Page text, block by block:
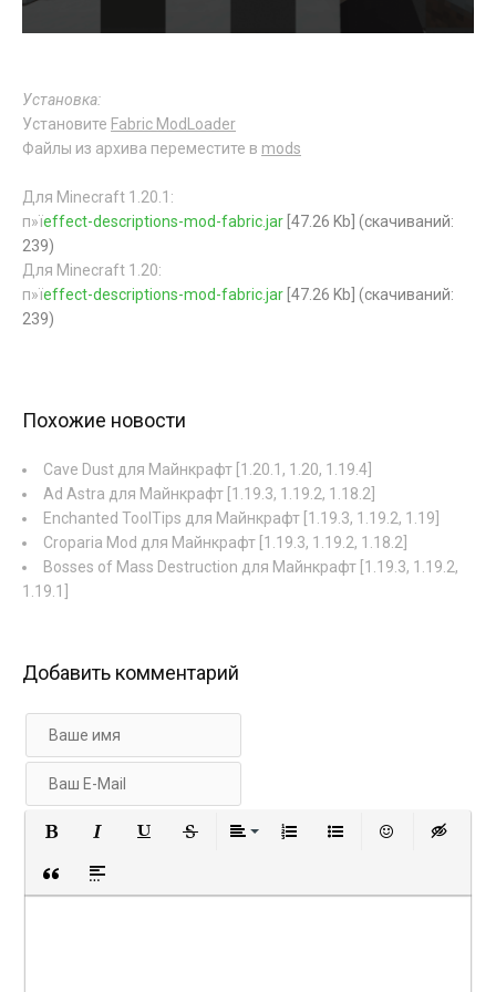
Установка:
Установите Fabric ModLoader
Файлы из архива переместите в mods
Для Minecraft 1.20.1:
п»їeffect-descriptions-mod-fabric.jar [47.26 Kb] (cкачиваний:
239)
Для Minecraft 1.20:
п»їeffect-descriptions-mod-fabric.jar [47.26 Kb] (cкачиваний:
239)
Похожие новости
Cave Dust для Майнкрафт [1.20.1, 1.20, 1.19.4]
Ad Astra для Майнкрафт [1.19.3, 1.19.2, 1.18.2]
Enchanted ToolTips для Майнкрафт [1.19.3, 1.19.2, 1.19]
Croparia Mod для Майнкрафт [1.19.3, 1.19.2, 1.18.2]
Bosses of Mass Destruction для Майнкрафт [1.19.3, 1.19.2,
1.19.1]
Добавить комментарий
Вставка цитаты
Вставка спойлера